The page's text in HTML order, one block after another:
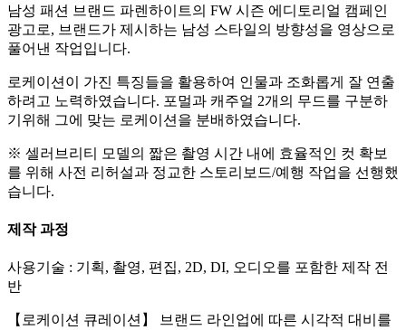
남성 패션 브랜드 파렌하이트의 FW 시즌 에디토리얼 캠페인
광고로, 브랜드가 제시하는 남성 스타일의 방향성을 영상으로
풀어낸 작업입니다.
로케이션이 가진 특징들을 활용하여 인물과 조화롭게 잘 연출
하려고 노력하였습니다. 포멀과 캐주얼 2개의 무드를 구분하
기위해 그에 맞는 로케이션을 분배하였습니다.
※ 셀러브리티 모델의 짧은 촬영 시간 내에 효율적인 컷 확보
를 위해 사전 리허설과 정교한 스토리보드/예행 작업을 선행했
습니다.
제작 과정
사용기술 : 기획, 촬영, 편집, 2D, DI, 오디오를 포함한 제작 전
반
【로케이션 큐레이션】 브랜드 라인업에 따른 시각적 대비를